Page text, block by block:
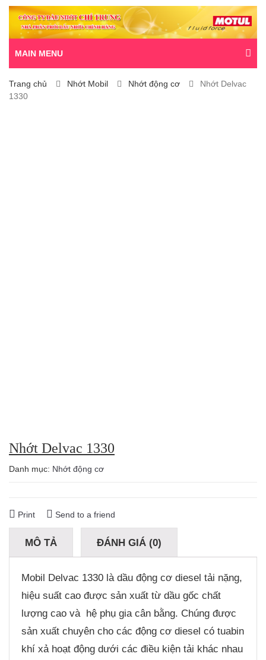
MAIN MENU
Trang chủ Nhớt Mobil Nhớt động cơ
Nhớt Delvac
1330
Nhớt Delvac 1330
Danh mục: Nhớt động cơ
Print Send to a friend
MÔ TẢ ĐÁNH GIÁ (0)
Mobil Delvac 1330 là dầu động cơ diesel tải nặng,
hiệu suất cao được sản xuất từ dầu gốc chất
lượng cao và hệ phụ gia cân bằng. Chúng được
sản xuất chuyên cho các động cơ diesel có tuabin
khí xả hoạt động dưới các điều kiện tải khác nhau